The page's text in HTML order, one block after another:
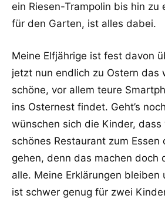
ein Riesen-Trampolin bis hin zu
für den Garten, ist alles dabei.
Meine Elfjährige ist fest davon
jetzt nun endlich zu Ostern das
schöne, vor allem teure
ins Osternest findet. Geht’s
wünschen sich die Kinder, dass
schönes Restaurant zum Essen
gehen, denn das machen doch
alle. Meine Erklärungen bleiben
ist schwer genug für zwei